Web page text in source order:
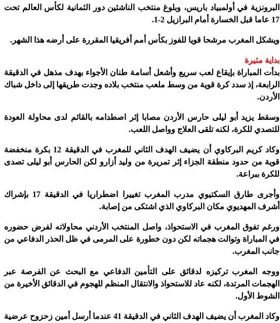
البرونزية في أولمبياد باريس، وبلوغ منتخب الناشئين دور الثمانية لكأس العالم تحت
17 عاما قبل الخسارة أمام البرازيل 2-1.
ويشكل المغرب مرشحا قويا للفوز بكأس أمم أفريقيا المقررة على أرضه هذا الشهر.
بداية مثيرة
بدأت المباراة بإيقاع لعب سريع وأشعل أسامة طنان الأجواء بهدف مذهل في الدقيقة
الرابعة، إذ سدد كرة قوية من وسط ملعب منتخب بلاده وجدت طريقها إلى داخل شباك
الأردن.
وسقط يزيد أبو ليلى حارس الأردن مصابا إثر اصطدامه بالقائم لدى محاولة العودة
للتصدي للكرة، لكنه تلقى العلاج وواصل اللعب.
وكاد كريم البركاوي أن يضيف الهدف الثاني للمغرب في الدقيقة 12 بكرة منخفضة
قوية من حدود منطقة الجزاء إثر تمريرة من وليد أزارو لكن الحارس أبو ليلى تصدى
للكرة ببراعة.
وأجرى طارق السكتيوي مدرب المغرب تغييرا اضطراريا في الدقيقة 17 بإشراك
أشرف المهديوي مكان البركاوي الذي اشتكى من إصابة.
ورغم تفوق المغرب في الاستحواذ، واصل المنتخب الأردني محاولاته لفرض حضوره
في المباراة وتوالت هجماته لكن دون خطورة على المرمى في ظل الحذر الدفاعي من
جانب المغرب.
ووجه المغرب تركيزه لدقائق على التأمين الدفاعي مع البحث عن الفرصة عبر
الهجمات المرتدة، لكنه عاد للاستحواذ والانتقال المنظم للهجوم في الدقائق الأخيرة من
الشوط الأول.
وكاد المغرب أن يضيف الهدف الثاني في الدقيقة 41 عندما أرسل أمين زحزوح عرضية